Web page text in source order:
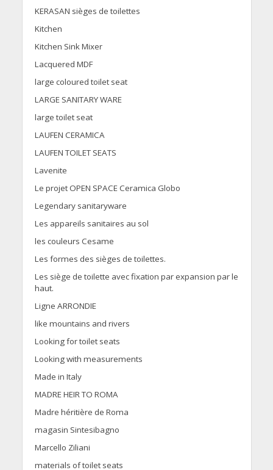
KERASAN sièges de toilettes
Kitchen
Kitchen Sink Mixer
Lacquered MDF
large coloured toilet seat
LARGE SANITARY WARE
large toilet seat
LAUFEN CERAMICA
LAUFEN TOILET SEATS
Lavenite
Le projet OPEN SPACE Ceramica Globo
Legendary sanitaryware
Les appareils sanitaires au sol
les couleurs Cesame
Les formes des sièges de toilettes.
Les siège de toilette avec fixation par expansion par le
haut.
Ligne ARRONDIE
like mountains and rivers
Looking for toilet seats
Looking with measurements
Made in Italy
MADRE HEIR TO ROMA
Madre héritière de Roma
magasin Sintesibagno
Marcello Ziliani
materials of toilet seats